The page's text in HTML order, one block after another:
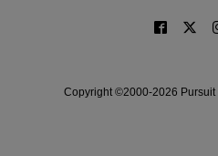
Copyright ©2000-2026 Pursuit